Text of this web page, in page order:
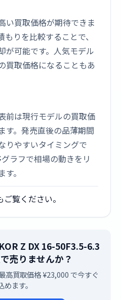
い買取価格が期待できま
りを比較することで、
が可能です。人気モデル
買取価格になることもあ
前は現行モデルの買取価
す。発売直後の品薄期間
りやすいタイミングで
ラフで相場の動きをリ
。
ご覧ください。
Z DX 16-50F3.5-6.3
売りませんか？
高買取価格 ¥23,000 で今すぐ
めます。